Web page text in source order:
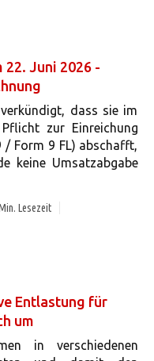
Juni 2026 -
dass sie im
zur Einreichung
/ Form 9 FL) abschafft,
keine Umsatzabgabe
Lesezeit
Entlastung für
um
in verschiedenen